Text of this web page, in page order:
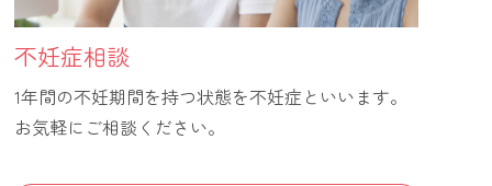
不妊症相談
1年間の不妊期間を持つ状態を不妊症といいます。
お気軽にご相談ください。